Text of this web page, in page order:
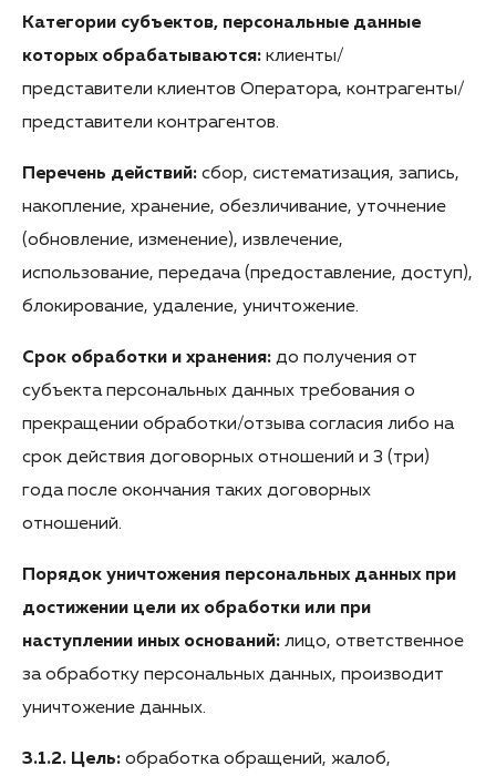
Категории субъектов, персональные данные
которых обрабатываются: клиенты/
представители клиентов Оператора, контрагенты/
представители контрагентов.
Перечень действий: сбор, систематизация, запись,
накопление, хранение, обезличивание, уточнение
(обновление, изменение), извлечение,
использование, передача (предоставление, доступ),
блокирование, удаление, уничтожение.
Срок обработки и хранения: до получения от
субъекта персональных данных требования о
прекращении обработки/отзыва согласия либо на
срок действия договорных отношений и 3 (три)
года после окончания таких договорных
отношений.
Порядок уничтожения персональных данных при
достижении цели их обработки или при
наступлении иных оснований: лицо, ответственное
за обработку персональных данных, производит
уничтожение данных.
3.1.2. Цель: обработка обращений, жалоб,